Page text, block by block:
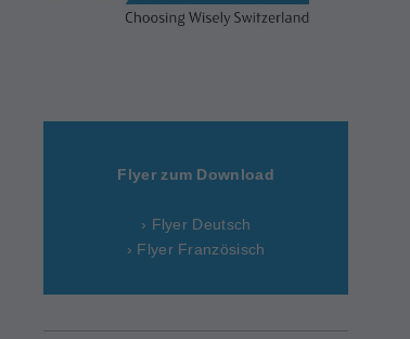
Flyer zum Download
› Flyer Deutsch
› Flyer Französisch